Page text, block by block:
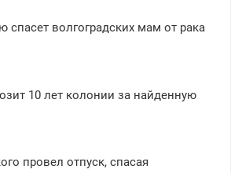
спасет волгоградских мам от рака
10 лет колонии за найденную
провел отпуск, спасая